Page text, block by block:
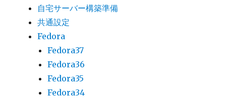
自宅サーバー構築準備
共通設定
Fedora
Fedora37
Fedora36
Fedora35
Fedora34